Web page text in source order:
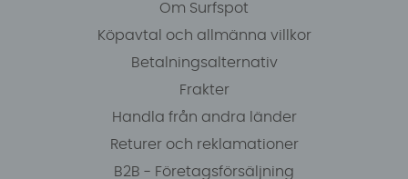
Om Surfspot
Köpavtal och allmänna villkor
Betalningsalternativ
Frakter
Handla från andra länder
Returer och reklamationer
B2B - Företagsförsäljning